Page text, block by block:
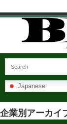
Japanese
企業別アーカイ